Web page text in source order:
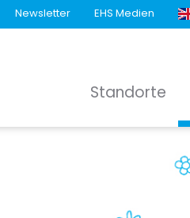
Newsletter EHS Medien
Standorte